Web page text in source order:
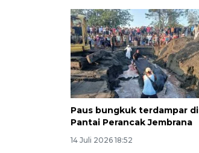
Paus bungkuk terdampar di
Pantai Perancak Jembrana
14 Juli 2026 18:52